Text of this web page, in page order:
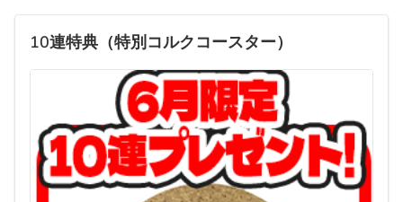
10連特典（特別コルクコースター）